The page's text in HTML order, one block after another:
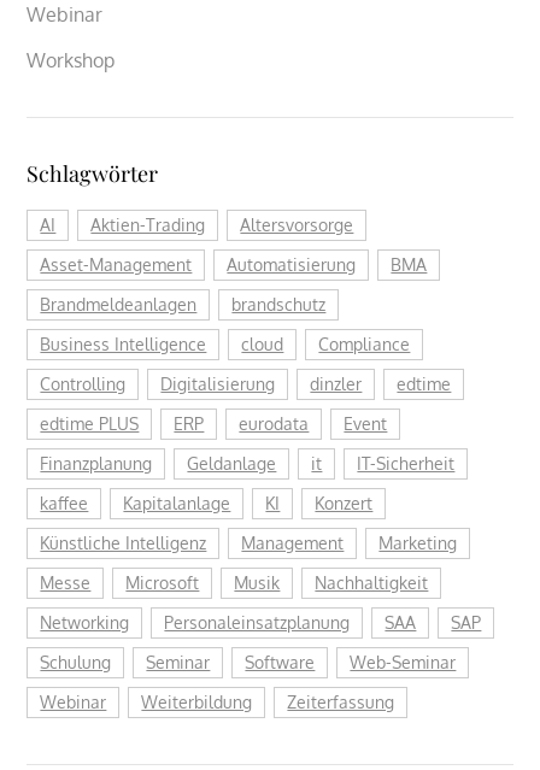
Webinar
Workshop
Schlagwörter
AI Aktien-Trading
Altersvorsorge
Asset-Management
Automatisierung
BMA
Brandmeldeanlagen
brandschutz
Business Intelligence
cloud
Compliance
Controlling
Digitalisierung dinzler
edtime
edtime PLUS
ERP eurodata
Event
Finanzplanung
Geldanlage it
IT-Sicherheit
kaffee
Kapitalanlage KI
Konzert
Künstliche Intelligenz
Management
Marketing
Messe
Microsoft Musik
Nachhaltigkeit
Networking
Personaleinsatzplanung SAA
SAP
Schulung
Seminar Software
Web-Seminar
Webinar
Weiterbildung Zeiterfassung